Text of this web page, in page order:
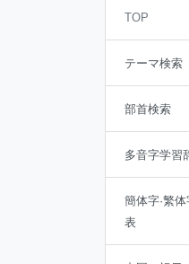
TOP
テーマ検索
部首検索
多音字学習
簡体字·繁
表